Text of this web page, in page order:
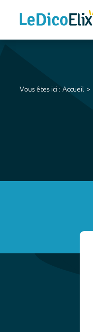
Vous êtes ici : Accueil